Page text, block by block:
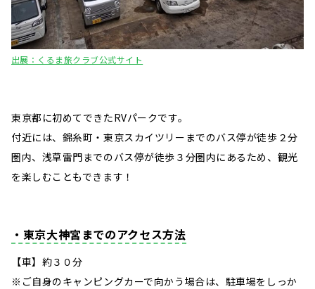
出展：くるま旅クラブ公式サイト
東京都に初めてできたRVパークです。
付近には、錦糸町・東京スカイツリーまでのバス停が徒歩２分
圏内、浅草雷門までのバス停が徒歩３分圏内にあるため、観光
を楽しむこともできます！
・東京大神宮までのアクセス方法
【車】約３０分
※ご自身のキャンピングカーで向かう場合は、駐車場をしっか